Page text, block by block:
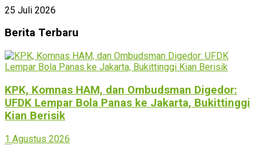
25 Juli 2026
Berita Terbaru
KPK, Komnas HAM, dan Ombudsman Digedor:
UFDK Lempar Bola Panas ke Jakarta, Bukittinggi
Kian Berisik
1 Agustus 2026